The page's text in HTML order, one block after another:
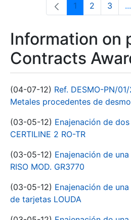
Page
1 Page
2 Page
3 ...
Information on
Contracts
(04-07-12) Ref. DESMO-PN/
Metales procedentes de
(03-05-12) Enajenación de
CERTILINE 2 RO-TR
(03-05-12) Enajenación de
RISO MOD. GR3770
(03-05-12) Enajenación de
de tarjetas LOUDA